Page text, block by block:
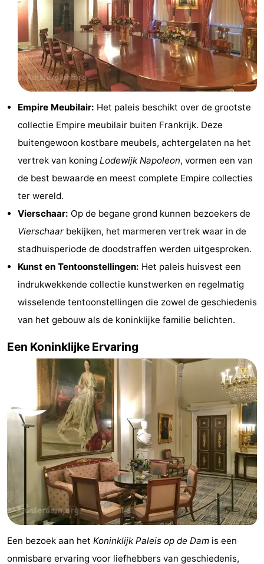
Parkeren
Tips
voor
toeristen
Medische
adressen
Weer
Empire Meubilair: Het paleis beschikt over de grootste
collectie Empire meubilair buiten Frankrijk. Deze
buitengewoon kostbare meubels, achtergelaten na het
vertrek van koning Lodewijk Napoleon, vormen een van
de best bewaarde en meest complete Empire collecties
ter wereld.
Vierschaar: Op de begane grond kunnen bezoekers de
Vierschaar bekijken, het marmeren vertrek waar in de
stadhuisperiode de doodstraffen werden uitgesproken.
Kunst en Tentoonstellingen: Het paleis huisvest een
indrukwekkende collectie kunstwerken en regelmatig
wisselende tentoonstellingen die zowel de geschiedenis
van het gebouw als de koninklijke familie belichten.
Een Koninklijke Ervaring
Een bezoek aan het Koninklijk Paleis op de Dam is een
onmisbare ervaring voor liefhebbers van geschiedenis,